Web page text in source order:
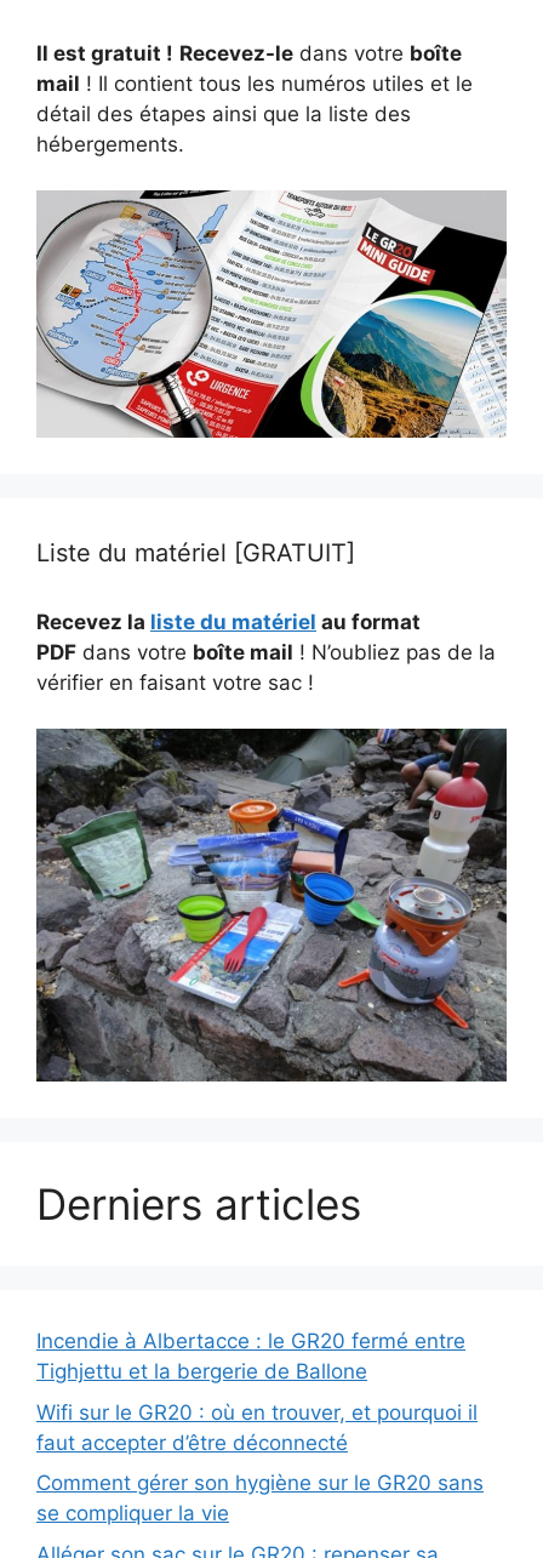
Il est gratuit ! Recevez-le dans votre boîte
mail ! Il contient tous les numéros utiles et le
détail des étapes ainsi que la liste des
hébergements.
Liste du matériel [GRATUIT]
Recevez la liste du matériel au format
PDF dans votre boîte mail ! N’oubliez pas de la
vérifier en faisant votre sac !
Derniers articles
Incendie à Albertacce : le GR20 fermé entre
Tighjettu et la bergerie de Ballone
Wifi sur le GR20 : où en trouver, et pourquoi il
faut accepter d’être déconnecté
Comment gérer son hygiène sur le GR20 sans
se compliquer la vie